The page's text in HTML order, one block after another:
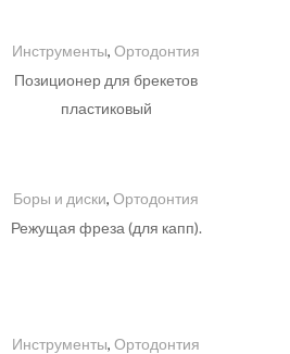
Инструменты,Ортодонтия
Позиционер для брекетов
пластиковый
Боры и диски,Ортодонтия
Режущая фреза (для капп).
Инструменты,Ортодонтия